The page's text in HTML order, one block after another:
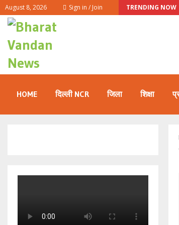
August 8, 2026 Sign in / Join TRENDING NOW
HOME दिल्ली NCR जिला शिक्षा